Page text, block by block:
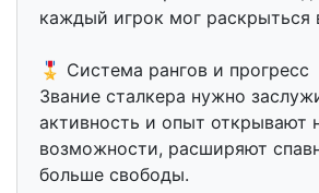
каждый игрок мог раскрыться
🎖 Система рангов и прогресс
Звание сталкера нужно
активность и опыт открывают
возможности, расширяют
больше свободы.